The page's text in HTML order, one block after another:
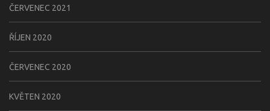
ČERVENEC 2021
ŘÍJEN 2020
ČERVENEC 2020
KVĚTEN 2020